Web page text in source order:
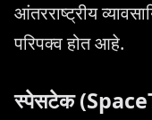
आंतरराष्ट्रीय
परिपक्व होत आहे.
स्पेसटेक